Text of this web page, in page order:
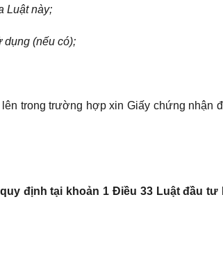
Luật này;
dụng (nếu có);
trong trường hợp xin Giấy chứng nhận
định tại khoản 1 Điều 33 Luật đầu tư